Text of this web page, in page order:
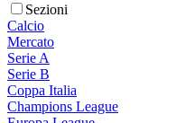
Sezioni
Calcio
Mercato
Serie A
Serie B
Coppa Italia
Champions League